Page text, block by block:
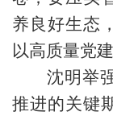
养良好生态
以高质量党
沈明举
推进的关键